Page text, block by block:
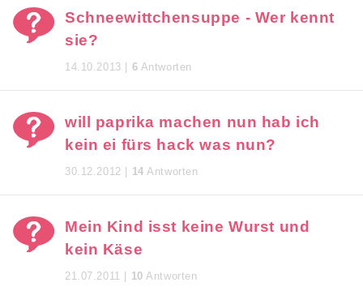
Schneewittchensuppe - Wer kennt
sie?
14.10.2013 | 6 Antworten
will paprika machen nun hab ich
kein ei fürs hack was nun?
30.12.2012 | 14 Antworten
Mein Kind isst keine Wurst und
kein Käse
21.07.2011 | 10 Antworten